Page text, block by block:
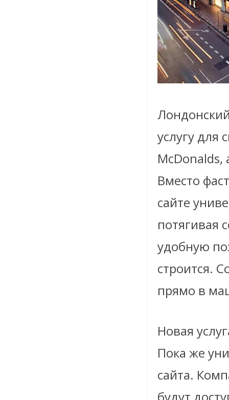
услугу для
Вместо
сайте
потягивая
удобную
строится.
прямо в
Новая
Пока же
сайта.